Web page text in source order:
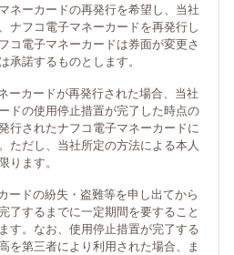
ネーカードの再発行を希望し、当社
ナフコ電子マネーカードを再発行し
コ電子マネーカードは券面が変更さ
承諾するものとします。
ーカードが再発行された場合、当社
ドの使用停止措置が完了した時点の
行されたナフコ電子マネーカードに
ただし、当社所定の方法による本人
ります。
ードの紛失・盗難等を申し出てから
了するまでに一定期間を要すること
す。なお、使用停止措置が完了する
を第三者により利用された場合、ま